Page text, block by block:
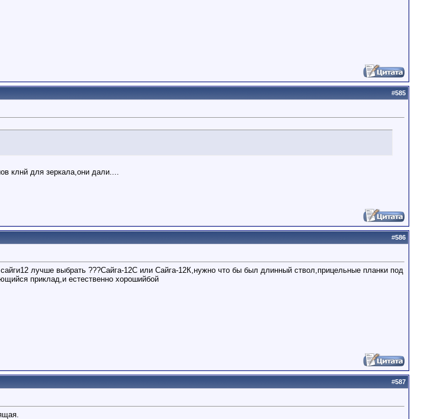
#585
клнй для зеркала,они дали....
#586
лучше выбрать ???Сайга-12С или Сайга-12К,нужно что бы был длинный ствол,прицельные планки под
приклад,и естественно хорошийбой
#587